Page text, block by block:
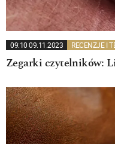
09:10 09.11.2023 RECENZJE I
Zegarki czytelników: